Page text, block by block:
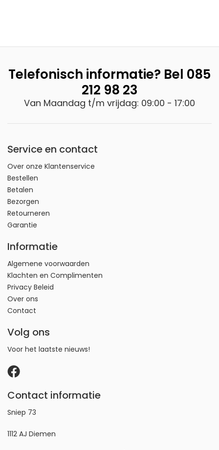
Telefonisch informatie? Bel 085
212 98 23
Van Maandag t/m vrijdag: 09:00 - 17:00
Service en contact
Over onze Klantenservice
Bestellen
Betalen
Bezorgen
Retourneren
Garantie
Informatie
Algemene voorwaarden
Klachten en Complimenten
Privacy Beleid
Over ons
Contact
Volg ons
Voor het laatste nieuws!
Contact informatie
Sniep 73
1112 AJ Diemen